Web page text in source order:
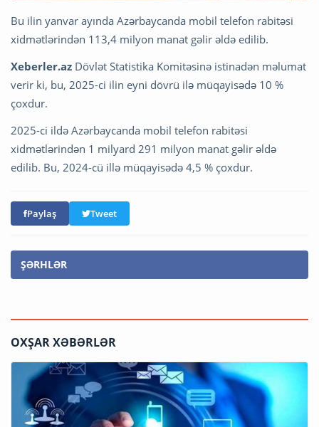
Bu ilin yanvar ayında Azərbaycanda mobil telefon rabitəsi
xidmətlərindən 113,4 milyon manat gəlir əldə edilib.
Xeberler.az Dövlət Statistika Komitəsinə istinadən məlumat
verir ki, bu, 2025-ci ilin eyni dövrü ilə müqayisədə 10 %
çoxdur.
2025-ci ildə Azərbaycanda mobil telefon rabitəsi
xidmətlərindən 1 milyard 291 milyon manat gəlir əldə
edilib. Bu, 2024-cü illə müqayisədə 4,5 % çoxdur.
Paylaş Tweet
ŞƏRHLƏR
OXŞAR XƏBƏRLƏR